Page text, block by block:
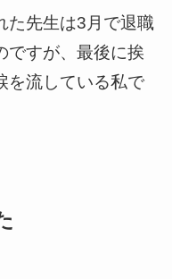
た先生は3月で退職
ですが、最後に挨
を流している私で